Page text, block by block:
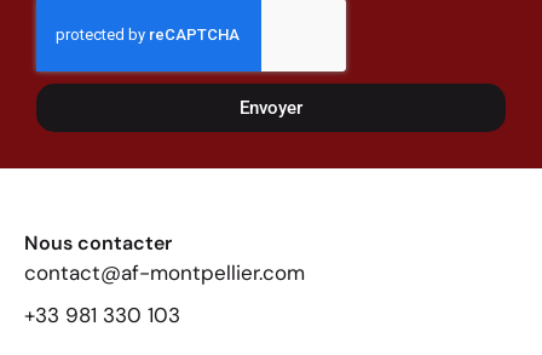
Envoyer
Nous contacter
contact@af-montpellier.com
+33 981 330 103